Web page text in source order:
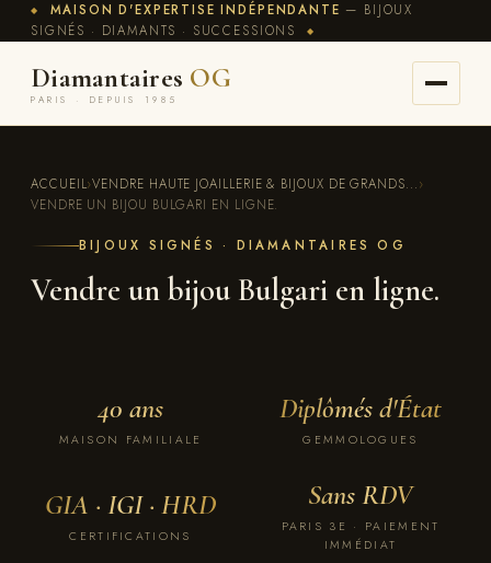
◆ MAISON D'EXPERTISE INDÉPENDANTE — BIJOUX
SIGNÉS · DIAMANTS · SUCCESSIONS
◆
Diamantaires OG
PARIS · DEPUIS 1985
ACCUEIL›VENDRE HAUTE JOAILLERIE & BIJOUX DE GRANDS...›
VENDRE UN BIJOU BULGARI EN LIGNE.
BIJOUX SIGNÉS · DIAMANTAIRES OG
Vendre un bijou Bulgari en ligne.
40 ans
MAISON FAMILIALE
Diplômés d'État
GEMMOLOGUES
GIA · IGI · HRD
CERTIFICATIONS
Sans RDV
PARIS 3E · PAIEMENT
IMMÉDIAT